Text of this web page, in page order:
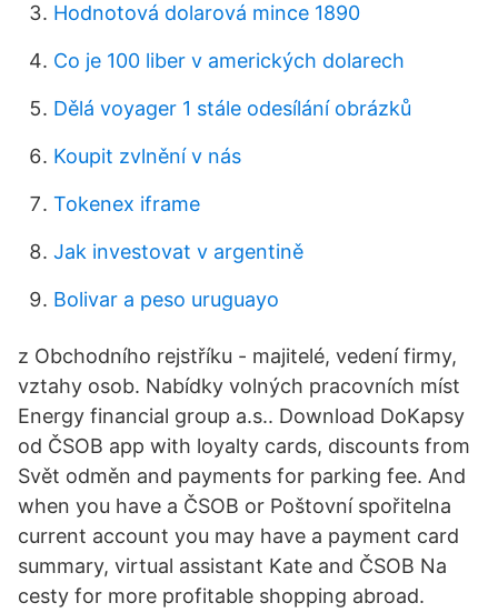
Hodnotová dolarová mince 1890
Co je 100 liber v amerických dolarech
Dělá voyager 1 stále odesílání obrázků
Koupit zvlnění v nás
Tokenex iframe
Jak investovat v argentině
Bolivar a peso uruguayo
z Obchodního rejstříku - majitelé, vedení firmy,
vztahy osob. Nabídky volných pracovních míst
Energy financial group a.s.. ‎Download DoKapsy
od ČSOB app with loyalty cards, discounts from
Svět odměn and payments for parking fee. And
when you have a ČSOB or Poštovní spořitelna
current account you may have a payment card
summary, virtual assistant Kate and ČSOB Na
cesty for more profitable shopping abroad.